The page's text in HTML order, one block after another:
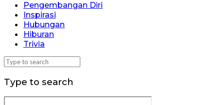
Pengembangan Diri
Inspirasi
Hubungan
Hiburan
Trivia
Type to search